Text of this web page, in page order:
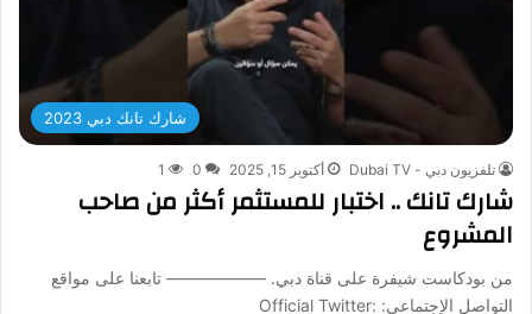
شارك تانك دبي 2023
تلفزيون دبي - Dubai TV أكتوبر 15, 2025 0
1
شارك تانك .. اختبار للمستثمر أكثر من صاحب
المشروع
من بودكاست شيفرة على قناة دبي. —————— تابعنا على مواقع
التواصل الإجتماعي: Official Twitter: